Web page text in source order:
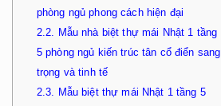
phòng ngủ phong cách hiện đại
2.2. Mẫu nhà biệt thự mái Nhật 1 tầng
5 phòng ngủ kiến trúc tân cổ điển sang
trọng và tinh tế
2.3. Mẫu biệt thự mái Nhật 1 tầng 5